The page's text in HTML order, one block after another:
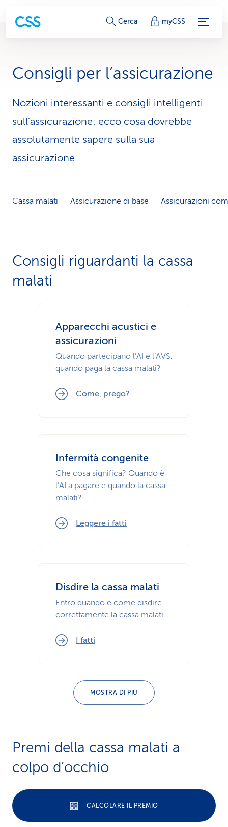
c
l
e
g
a
n
d
e
r
v
z
Cerca myCSS
Consigli per l’assicurazione
Nozioni interessanti e consigli intelligenti
sull'assicurazione: ecco cosa dovrebbe
assolutamente sapere sulla sua
assicurazione.
Cassa malati Assicurazione di base Assicurazioni
Consigli riguardanti la cassa
malati
Apparecchi acustici e
assicurazioni
Quando partecipano l’AI e l’AVS,
quando paga la cassa malati?
Come, prego?
Infermità congenite
Che cosa significa? Quando è
l’AI a pagare e quando la cassa
malati?
Leggere i fatti
Disdire la cassa malati
Entro quando e come disdire
correttamente la cassa malati.
I fatti
MOSTRA DI PIÙ
Premi della cassa malati a
colpo d’occhio
CALCOLARE IL PREMIO